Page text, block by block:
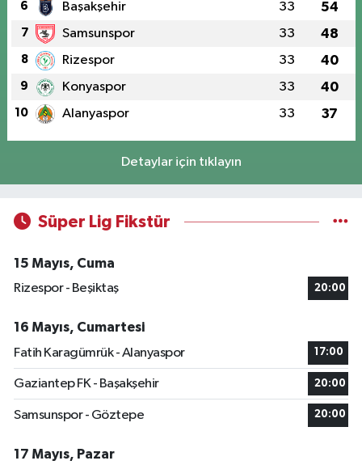
6 Başakşehir 33 54
7 Samsunspor 33 48
8 Rizespor 33 40
9 Konyaspor 33 40
10 Alanyaspor 33 37
Detaylar için tıklayın
Süper Lig Fikstür
15 Mayıs, Cuma
Rizespor - Beşiktaş
20:00
16 Mayıs, Cumartesi
Fatih Karagümrük - Alanyaspor
17:00
Gaziantep FK - Başakşehir 20:00
Samsunspor - Göztepe 20:00
17 Mayıs, Pazar